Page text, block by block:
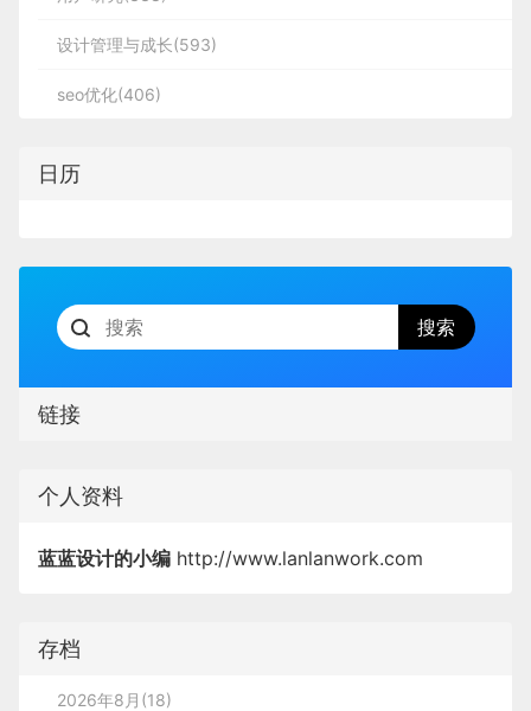
设计管理与成长(593)
seo优化(406)
日历
链接
个人资料
蓝蓝设计的小编 http://www.lanlanwork.com
存档
2026年8月(18)